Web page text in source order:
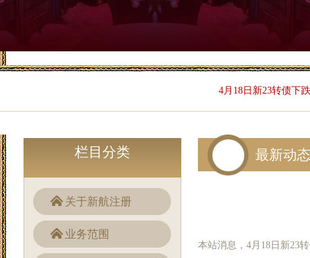
4月18日新23转债下
栏目分类
关于新航注册
业务范围
最新动态
本站消息，4月18日新23